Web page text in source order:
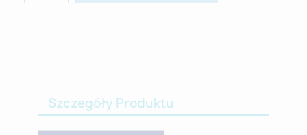
Szczegóły Produktu